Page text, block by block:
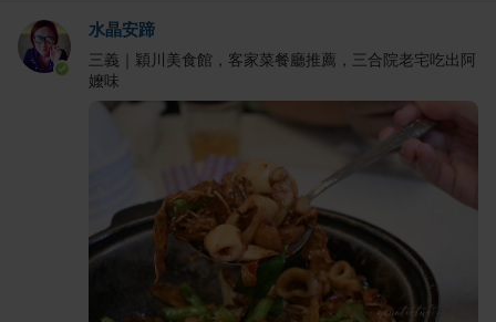
水晶安蹄
三義｜穎川美食館，客家菜餐廳推薦，三合院老宅吃出阿
嬤味